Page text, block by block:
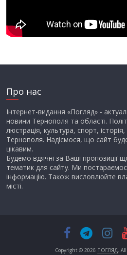
Про нас
Інтернет-видання «Погляд» -
новини Тернополя та області.
люстрація, культура, спорт,
Тернополя. Надіємося, що сайт
цікавим.
Будемо вдячні за Ваші пропозиції
тематик для сайту. Ми
інформацію. Також висловлюйте
місті.
Copyright © 2026 ПОГЛЯД .